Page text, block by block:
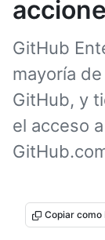
GitHub
mayoría
GitHub, y
el acceso
Copiar